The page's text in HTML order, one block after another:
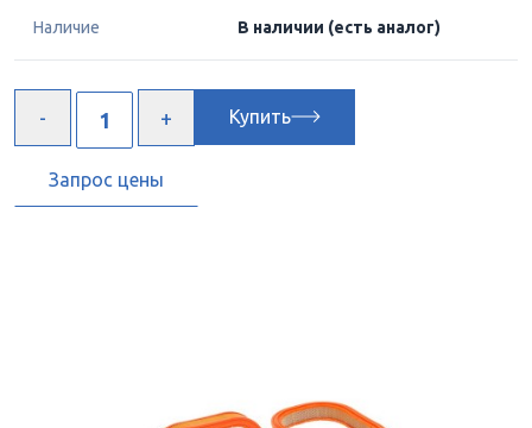
Наличие В наличии (есть аналог)
Купить
Запрос цены